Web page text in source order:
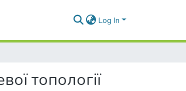
Log In
топології